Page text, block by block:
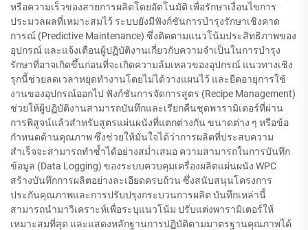
หรือความเร็วของสายการผลิตโดยอัตโนมัติ เพื่อรักษาเงื่อนไขการ
ประมวลผลที่เหมาะสมไว้ ระบบยังมีฟังก์ชันการบำรุงรักษาเชิงคาด
การณ์ (Predictive Maintenance) ซึ่งติดตามแนวโน้มประสิทธิภาพของ
อุปกรณ์ และแจ้งเตือนผู้ปฏิบัติงานเกี่ยวกับความจำเป็นในการบำรุง
รักษาที่อาจเกิดขึ้นก่อนที่จะเกิดความล้มเหลวของอุปกรณ์ แนวทางเชิง
รุกนี้ช่วยลดเวลาหยุดทำงานโดยไม่ได้วางแผนไว้ และยืดอายุการใช้
งานของอุปกรณ์ออกไป ฟังก์ชันการจัดการสูตร (Recipe Management)
ช่วยให้ผู้ปฏิบัติงานสามารถบันทึกและเรียกคืนชุดพารามิเตอร์ที่ผ่าน
การพิสูจน์แล้วสำหรับสูตรแผ่นผนังที่แตกต่างกัน ขนาดต่าง ๆ หรือข้อ
กำหนดด้านคุณภาพ ซึ่งช่วยให้มั่นใจได้ว่าการผลิตที่ประสบความ
สำเร็จจะสามารถทำซ้ำได้อย่างสม่ำเสมอ ความสามารถในการบันทึก
ข้อมูล (Data Logging) ของระบบควบคุมเครื่องผลิตแผ่นผนัง WPC
สร้างบันทึกการผลิตอย่างละเอียดครบถ้วน ซึ่งสนับสนุนโครงการ
ประกันคุณภาพและการปรับปรุงกระบวนการผลิต บันทึกเหล่านี้
สามารถนำมาวิเคราะห์เพื่อระบุแนวโน้ม ปรับแต่งพารามิเตอร์ให้
เหมาะสมที่สุด และแสดงหลักฐานการปฏิบัติตามมาตรฐานคุณภาพได้